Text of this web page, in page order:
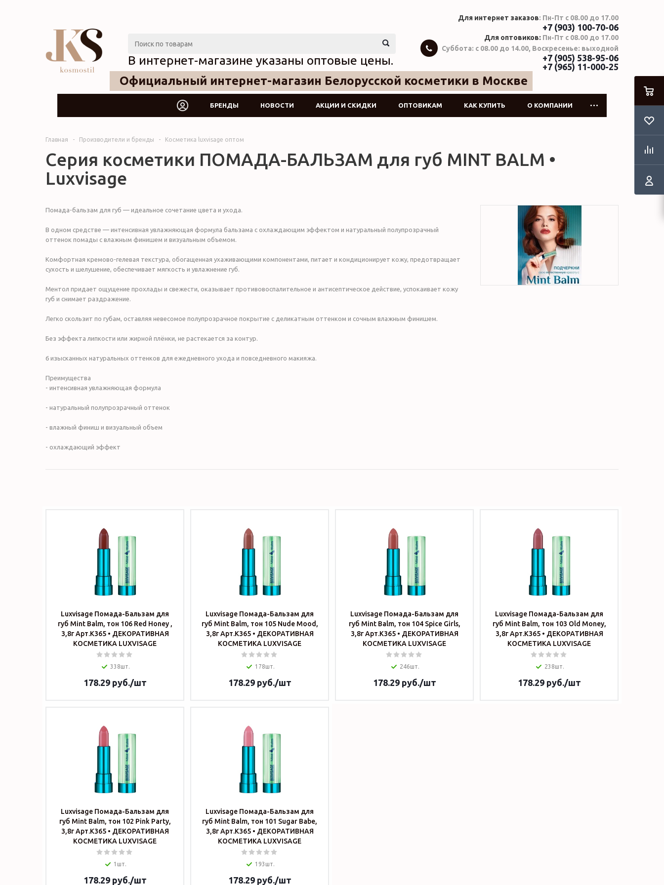
Официальный интернет-магазин Белорусской косметики в Москве
В интернет-магазине указаны оптовые цены.
Для интернет заказов: Пн-Пт с 08.00 до 17.00
+7 (903) 100-70-06
Для оптовиков: Пн-Пт с 08.00 до 17.00
Суббота: с 08.00 до 14.00, Воскресенье: выходной
+7 (905) 538-95-06
+7 (965) 11-000-25
БРЕНДЫ НОВОСТИ АКЦИИ И СКИДКИ ОПТОВИКАМ КАК КУПИТЬ О КОМПАНИИ
Главная - Производители и бренды - Косметика luxvisage оптом
Серия косметики ПОМАДА-БАЛЬЗАМ для губ MINT BALM •
Luxvisage
Помада-бальзам для губ — идеальное сочетание цвета и ухода.
В одном средстве — интенсивная увлажняющая формула бальзама с охлаждающим эффектом и натуральный полупрозрачный
оттенок помады с влажным финишем и визуальным объемом.
Комфортная кремово-гелевая текстура, обогащенная ухаживающими компонентами, питает и кондиционирует кожу, предотвращает
сухость и шелушение, обеспечивает мягкость и увлажнение губ.
Ментол придает ощущение прохлады и свежести, оказывает противовоспалительное и антисептическое действие, успокаивает кожу
губ и снимает раздражение.
Легко скользит по губам, оставляя невесомое полупрозрачное покрытие с деликатным оттенком и сочным влажным финишем.
Без эффекта липкости или жирной плёнки, не растекается за контур.
6 изысканных натуральных оттенков для ежедневного ухода и повседневного макияжа.
Преимущества
- интенсивная увлажняющая формула
- натуральный полупрозрачный оттенок
- влажный финиш и визуальный объем
- охлаждающий эффект
Luxvisage Помада-Бальзам для
губ Mint Balm, тон 106 Red Honey ,
3,8г Арт.К365 • ДЕКОРАТИВНАЯ
КОСМЕТИКА LUXVISAGE
338шт.
178.29руб./шт
Luxvisage Помада-Бальзам для
губ Mint Balm, тон 105 Nude Mood,
3,8г Арт.К365 • ДЕКОРАТИВНАЯ
КОСМЕТИКА LUXVISAGE
178шт.
178.29руб./шт
Luxvisage Помада-Бальзам для
губ Mint Balm, тон 104 Spice Girls,
3,8г Арт.К365 • ДЕКОРАТИВНАЯ
КОСМЕТИКА LUXVISAGE
246шт.
178.29руб./шт
Luxvisage Помада-Бальзам для
губ Mint Balm, тон 103 Old Money,
3,8г Арт.К365 • ДЕКОРАТИВНАЯ
КОСМЕТИКА LUXVISAGE
238шт.
178.29руб./шт
Luxvisage Помада-Бальзам для
губ Mint Balm, тон 102 Pink Party,
3,8г Арт.К365 • ДЕКОРАТИВНАЯ
КОСМЕТИКА LUXVISAGE
1шт.
178.29руб./шт
Luxvisage Помада-Бальзам для
губ Mint Balm, тон 101 Sugar Babe,
3,8г Арт.К365 • ДЕКОРАТИВНАЯ
КОСМЕТИКА LUXVISAGE
193шт.
178.29руб./шт